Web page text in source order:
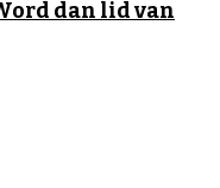
dan lid van